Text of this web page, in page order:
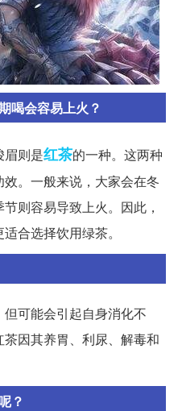
喝会容易上火？
眉则是红茶的一种。这两种
。一般来说，大家会在冬
则容易导致上火。因此，
合选择饮用绿茶。
可能会引起自身消化不
因其养胃、利尿、解毒和
？